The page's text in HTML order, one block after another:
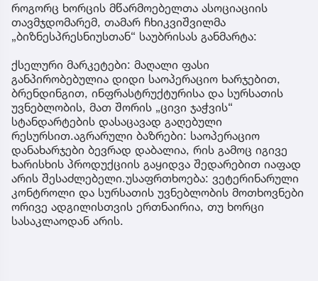
როგორც ხორცის მწარმოებელთა ასოციაციის
თავმჯდომარემ, თამარ ჩხიკვიშვილმა
„ბიზნესპრესნიუსთან“ საუბრისას განმარტა:
ქსელური მარკეტები: მაღალი ფასი
განპირობებულია დიდი საოპერაციო ხარჯებით,
ბრენდინგით, ინფრასტრუქტურისა და სურსათის
უვნებლობის, მათ შორის „ცივი ჯაჭვის“
სტანდარტების დასაცავად გაღებული
რესურსით.აგრარული ბაზრები: საოპერაციო
დანახარჯები ბევრად დაბალია, რის გამოც იგივე
ხარისხის პროდუქციის გაყიდვა შედარებით იაფად
არის შესაძლებელი.უსაფრთხოება: ვეტერინარული
კონტროლი და სურსათის უვნებლობის მოთხოვნები
ორივე ადგილისთვის ერთნაირია, თუ ხორცი
სასაკლაოდან არის.